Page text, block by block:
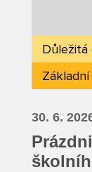
Důležitá
30. 6.